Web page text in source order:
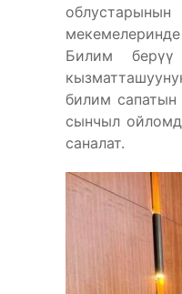
Билим берүү
билим сапатын
сынчыл
саналат.